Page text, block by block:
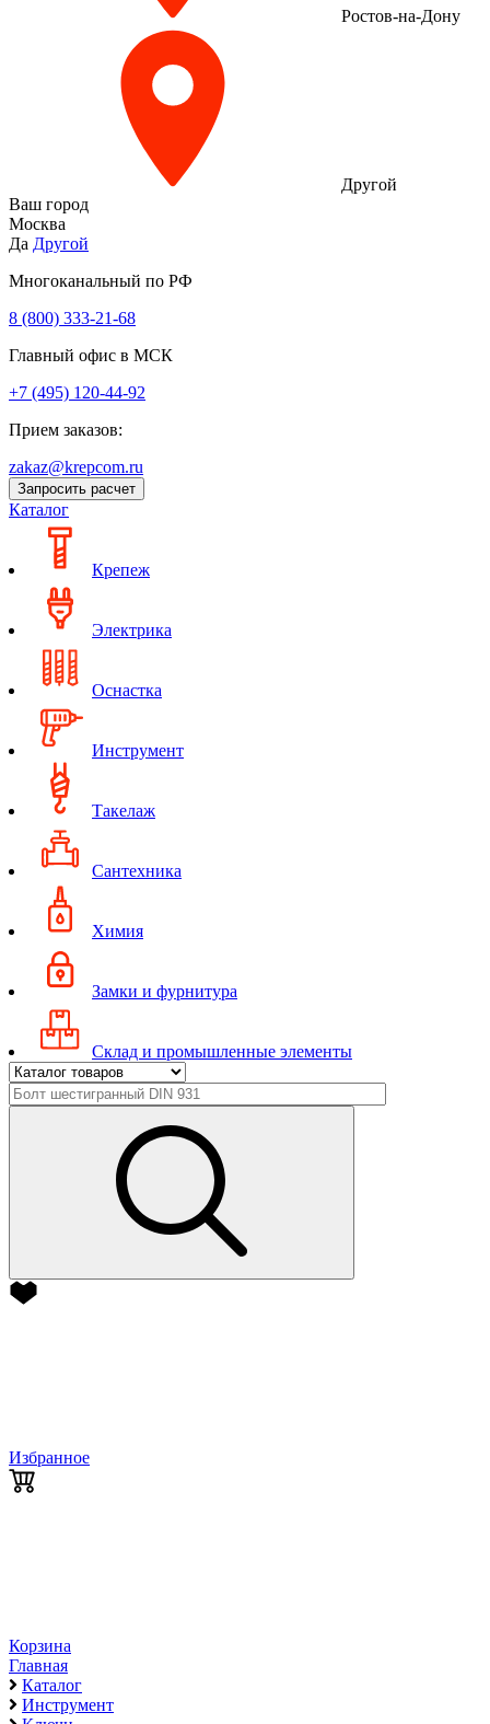
Ростов-на-Дону
Другой
Ваш город
Москва
Да Другой
Многоканальный по РФ
8 (800) 333‑21-68
Главный офис в МСК
+7 (495) 120-44-92
Прием заказов:
zakaz@krepcom.ru
Запросить расчет
Каталог
Крепеж
Электрика
Оснастка
Инструмент
Такелаж
Сантехника
Химия
Замки и фурнитура
Склад и промышленные элементы
Избранное
Корзина
Главная
Каталог
Инструмент